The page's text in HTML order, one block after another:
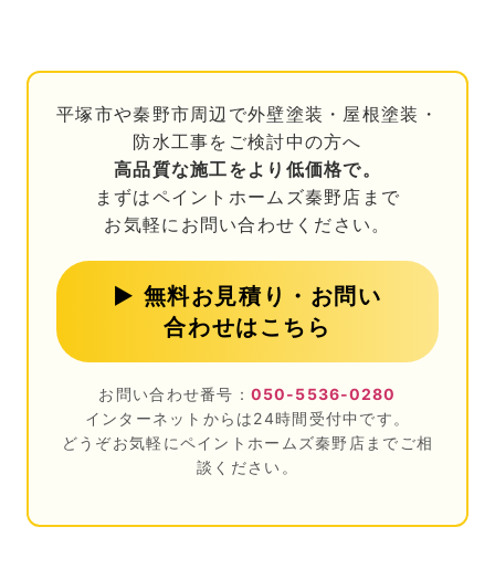
平塚市や秦野市周辺で外壁塗装・屋根塗装・
防水工事をご検討中の方へ
高品質な施工をより低価格で。
まずはペイントホームズ秦野店まで
お気軽にお問い合わせください。
▶ 無料お見積り・お問い
合わせはこちら
お問い合わせ番号： 050-5536-0280
インターネットからは24時間受付中です。
どうぞお気軽にペイントホームズ秦野店までご相
談ください。